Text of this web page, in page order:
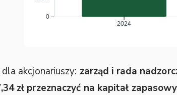
akcjonariuszy: zarząd i rada
zł przeznaczyć na kapitał zapasowy